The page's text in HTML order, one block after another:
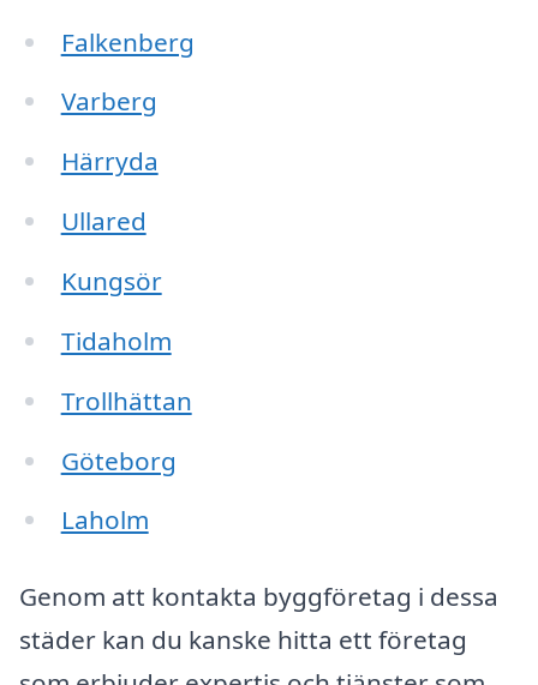
Falkenberg
Varberg
Härryda
Ullared
Kungsör
Tidaholm
Trollhättan
Göteborg
Laholm
Genom att kontakta byggföretag i dessa
städer kan du kanske hitta ett företag